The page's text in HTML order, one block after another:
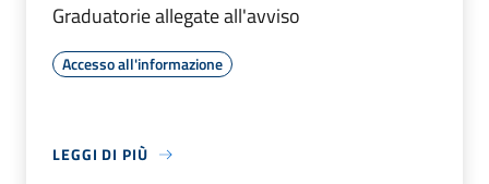
Graduatorie allegate all'avviso
Accesso all'informazione
LEGGI DI PIÙ